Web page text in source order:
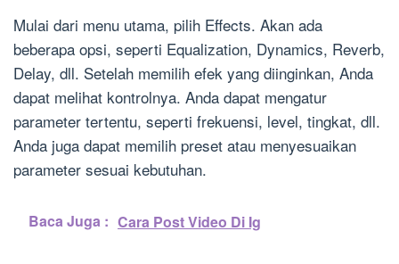
Mulai dari menu utama, pilih Effects. Akan ada
beberapa opsi, seperti Equalization, Dynamics, Reverb,
Delay, dll. Setelah memilih efek yang diinginkan, Anda
dapat melihat kontrolnya. Anda dapat mengatur
parameter tertentu, seperti frekuensi, level, tingkat, dll.
Anda juga dapat memilih preset atau menyesuaikan
parameter sesuai kebutuhan.
Baca Juga : Cara Post Video Di Ig